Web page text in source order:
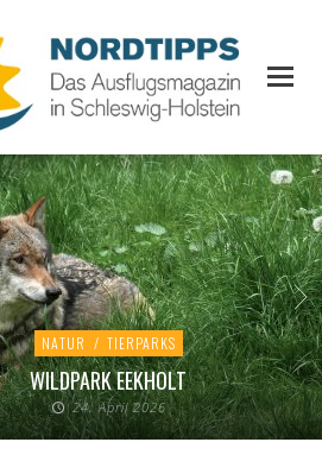
NATUR / TIERPARKS
WILDPARK EEKHOLT
24. April 2026